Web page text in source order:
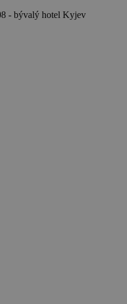
- bývalý hotel Kyjev